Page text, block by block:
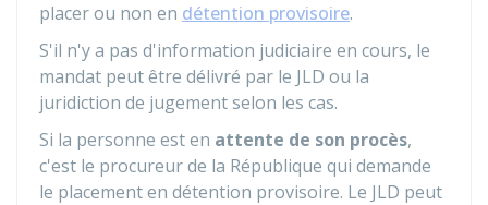
placer ou non en détention provisoire.
S'il n'y a pas d'information judiciaire en cours, le
mandat peut être délivré par le JLD ou la
juridiction de jugement selon les cas.
Si la personne est en attente de son procès,
c'est le procureur de la République qui demande
le placement en détention provisoire. Le JLD peut